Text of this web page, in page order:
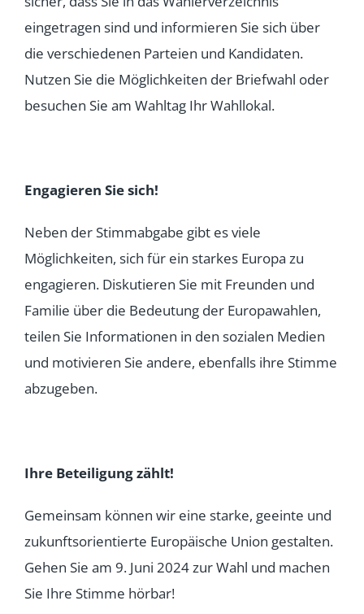
eingetragen sind und informieren Sie sich über
die verschiedenen Parteien und Kandidaten.
Nutzen Sie die Möglichkeiten der Briefwahl oder
besuchen Sie am Wahltag Ihr Wahllokal.
Engagieren Sie sich!
Neben der Stimmabgabe gibt es viele
Möglichkeiten, sich für ein starkes Europa zu
engagieren. Diskutieren Sie mit Freunden und
Familie über die Bedeutung der Europawahlen,
teilen Sie Informationen in den sozialen Medien
und motivieren Sie andere, ebenfalls ihre Stimme
abzugeben.
Ihre Beteiligung zählt!
Gemeinsam können wir eine starke, geeinte und
zukunftsorientierte Europäische Union gestalten.
Gehen Sie am 9. Juni 2024 zur Wahl und machen
Sie Ihre Stimme hörbar!